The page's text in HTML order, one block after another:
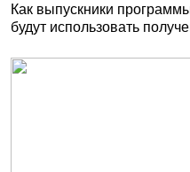
Как выпускники
будут использовать